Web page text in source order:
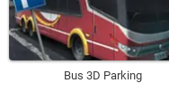
Bus 3D Parking